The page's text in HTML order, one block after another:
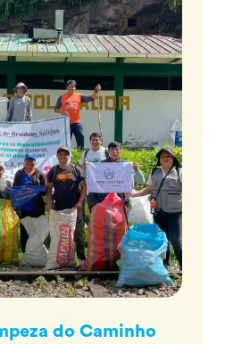
do Caminho